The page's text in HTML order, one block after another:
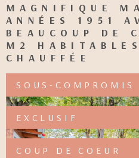
MAGNIFIQUE
ANNÉES 1951
BEAUCOUP DE
M2
CHAUFFÉE
SOUS-COMPROMIS
EXCLUSIF
COUP DE COEUR